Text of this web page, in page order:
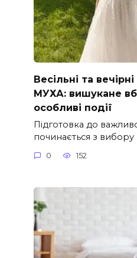
Весільні та
МУХА: вишукане
особливі події
Підготовка до
починається з вибору
0 152